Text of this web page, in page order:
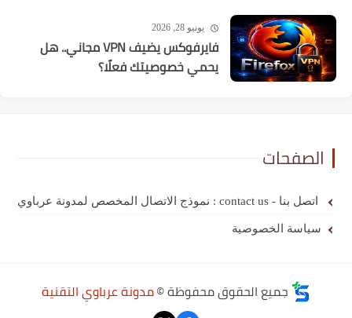
يونيو 28, 2026
فايرفوكس يضيف VPN مجاني.. هل
يحمي خصوصيتك فعلًا؟
الصفحات
اتصل بنا - contact us : نموذج الاتصال المخصص لمدونة عرباوي
سياسة الخصوصية
جميع الحقوق محفوظة ©مدونة عرباوي التقنية